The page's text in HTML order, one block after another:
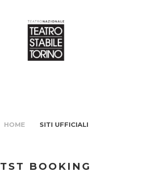
HOME SITI UFFICIALI
TST BOOKING